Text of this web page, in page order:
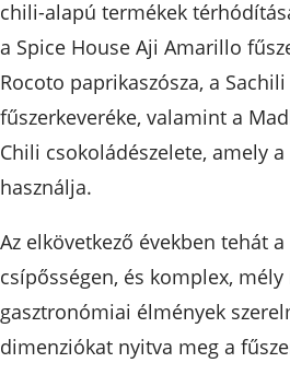
chili-alapú termékek
a Spice House Aji Amarillo
Rocoto paprikaszósza, a
fűszerkeveréke, valamint a
Chili csokoládészelete, amely
használja.
Az elkövetkező években tehát
csípősségen, és komplex,
gasztronómiai élmények
dimenziókat nyitva meg a